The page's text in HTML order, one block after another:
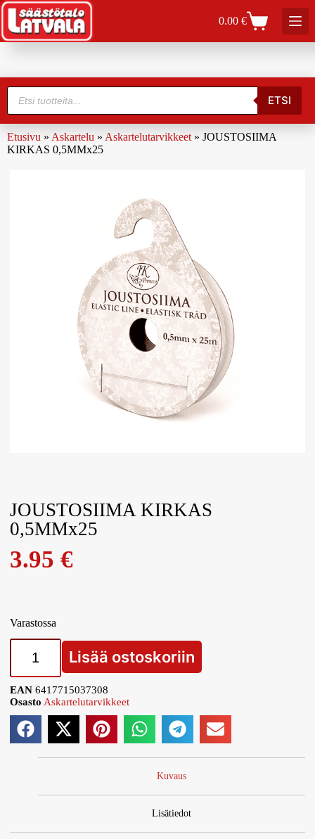
0.00€
ETSI
Etusivu » Askartelu » Askartelutarvikkeet » JOUSTOSIIMA
KIRKAS 0,5MMx25
JOUSTOSIIMA KIRKAS
0,5MMx25
3.95€
Varastossa
Lisää ostoskoriin
EAN6417715037308
Osasto Askartelutarvikkeet
Kuvaus
Lisätiedot